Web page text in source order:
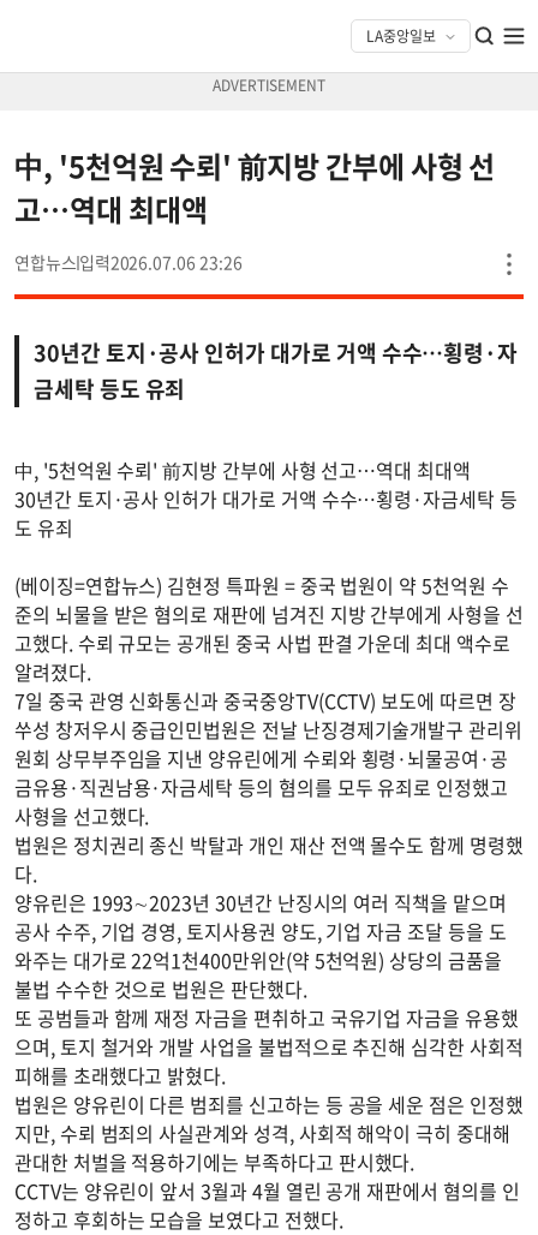
中, '5천억원 수뢰' 前지방 간부에 사형 선
고…역대 최대액
연합뉴스 2026.07.06 23:26
30년간 토지·공사 인허가 대가로 거액 수수…횡령·자
금세탁 등도 유죄
中, '5천억원 수뢰' 前지방 간부에 사형 선고…역대 최대액
30년간 토지·공사 인허가 대가로 거액 수수…횡령·자금세탁 등
도 유죄
(베이징=연합뉴스) 김현정 특파원 = 중국 법원이 약 5천억원 수
준의 뇌물을 받은 혐의로 재판에 넘겨진 지방 간부에게 사형을 선
고했다. 수뢰 규모는 공개된 중국 사법 판결 가운데 최대 액수로
알려졌다.
7일 중국 관영 신화통신과 중국중앙TV(CCTV) 보도에 따르면 장
쑤성 창저우시 중급인민법원은 전날 난징경제기술개발구 관리위
원회 상무부주임을 지낸 양유린에게 수뢰와 횡령·뇌물공여·공
금유용·직권남용·자금세탁 등의 혐의를 모두 유죄로 인정했고
사형을 선고했다.
법원은 정치권리 종신 박탈과 개인 재산 전액 몰수도 함께 명령했
다.
양유린은 1993∼2023년 30년간 난징시의 여러 직책을 맡으며
공사 수주, 기업 경영, 토지사용권 양도, 기업 자금 조달 등을 도
와주는 대가로 22억1천400만위안(약 5천억원) 상당의 금품을
불법 수수한 것으로 법원은 판단했다.
또 공범들과 함께 재정 자금을 편취하고 국유기업 자금을 유용했
으며, 토지 철거와 개발 사업을 불법적으로 추진해 심각한 사회적
피해를 초래했다고 밝혔다.
법원은 양유린이 다른 범죄를 신고하는 등 공을 세운 점은 인정했
지만, 수뢰 범죄의 사실관계와 성격, 사회적 해악이 극히 중대해
관대한 처벌을 적용하기에는 부족하다고 판시했다.
CCTV는 양유린이 앞서 3월과 4월 열린 공개 재판에서 혐의를 인
정하고 후회하는 모습을 보였다고 전했다.